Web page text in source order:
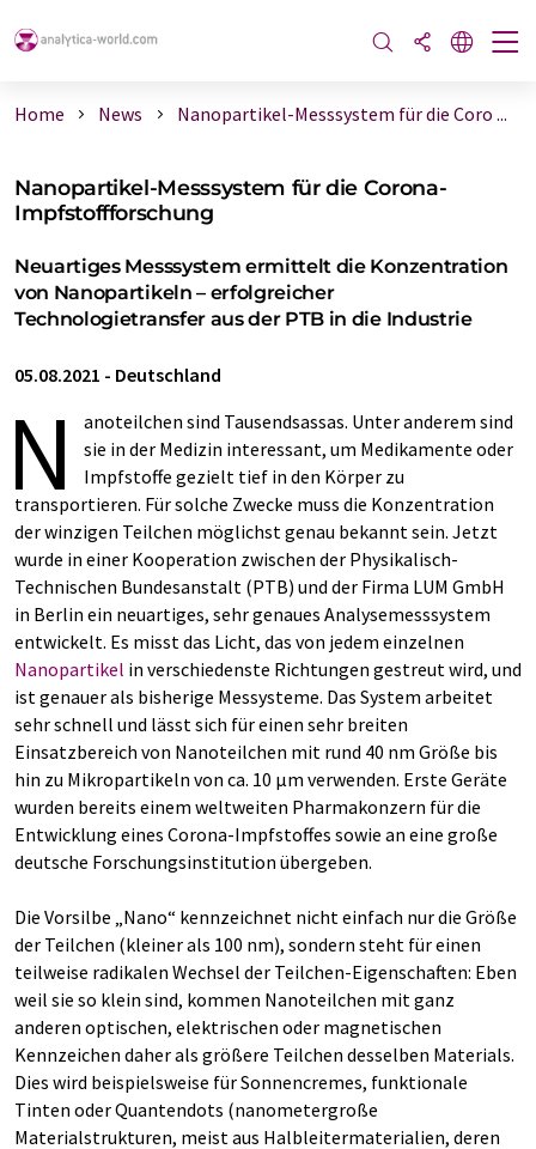
Home News Nanopartikel-Messsystem für die Coro ...
Nanopartikel-Messsystem für die Corona-
Impfstoffforschung
Neuartiges Messsystem ermittelt die Konzentration
von Nanopartikeln – erfolgreicher
Technologietransfer aus der PTB in die Industrie
05.08.2021 - Deutschland
N
anoteilchen sind Tausendsassas. Unter anderem sind
sie in der Medizin interessant, um Medikamente oder
Impfstoffe gezielt tief in den Körper zu
transportieren. Für solche Zwecke muss die Konzentration
der winzigen Teilchen möglichst genau bekannt sein. Jetzt
wurde in einer Kooperation zwischen der Physikalisch-
Technischen Bundesanstalt (PTB) und der Firma LUM GmbH
in Berlin ein neuartiges, sehr genaues Analysemesssystem
entwickelt. Es misst das Licht, das von jedem einzelnen
Nanopartikel in verschiedenste Richtungen gestreut wird, und
ist genauer als bisherige Messysteme. Das System arbeitet
sehr schnell und lässt sich für einen sehr breiten
Einsatzbereich von Nanoteilchen mit rund 40 nm Größe bis
hin zu Mikropartikeln von ca. 10 µm verwenden. Erste Geräte
wurden bereits einem weltweiten Pharmakonzern für die
Entwicklung eines Corona-Impfstoffes sowie an eine große
deutsche Forschungsinstitution übergeben.
Die Vorsilbe „Nano“ kennzeichnet nicht einfach nur die Größe
der Teilchen (kleiner als 100 nm), sondern steht für einen
teilweise radikalen Wechsel der Teilchen-Eigenschaften: Eben
weil sie so klein sind, kommen Nanoteilchen mit ganz
anderen optischen, elektrischen oder magnetischen
Kennzeichen daher als größere Teilchen desselben Materials.
Dies wird beispielsweise für Sonnencremes, funktionale
Tinten oder Quantendots (nanometergroße
Materialstrukturen, meist aus Halbleitermaterialien, deren